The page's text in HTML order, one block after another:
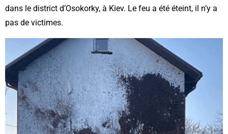
dans le district d’Osokorky, à Kiev. Le feu a été éteint, il n’y a
pas de victimes.